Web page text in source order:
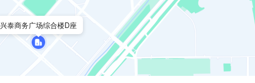
兴泰商务广场综合楼D座